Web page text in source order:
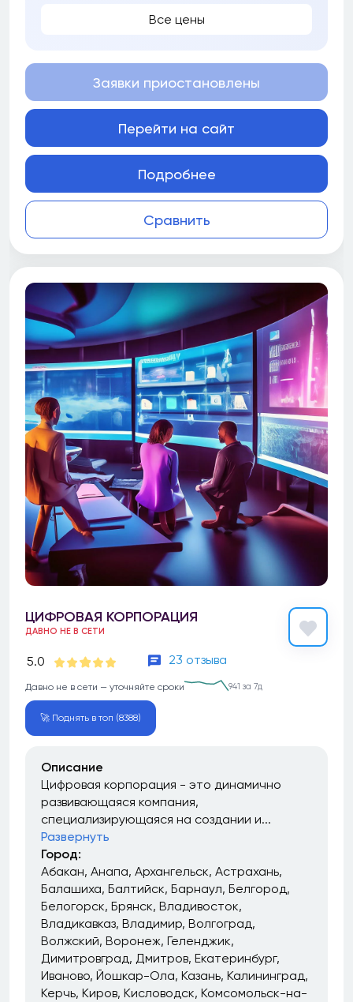
Все цены
Сравнить
Заявки приостановлены
Перейти на сайт
Подробнее
ЦИФРОВАЯ КОРПОРАЦИЯ
ДАВНО НЕ В СЕТИ
5.0 23 отзыва
Давно не в сети — уточняйте сроки 941 за 7д
🚀 Поднять в топ (8388)
Описание
Цифровая корпорация - это динамично
развивающаяся компания,
специализирующаяся на создании и...
Развернуть
Город:
Абакан Анапа Архангельск Астрахань
Балашиха Балтийск Барнаул Белгород
Белогорск Брянск Владивосток
Владикавказ Владимир Волгоград
Волжский Воронеж Геленджик
Димитровград Дмитров Екатеринбург
Иваново Йошкар-Ола Казань Калининград
Керчь Киров Кисловодск Комсомольск-на-